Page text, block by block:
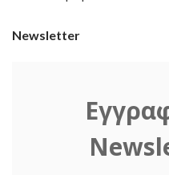
Newsletter